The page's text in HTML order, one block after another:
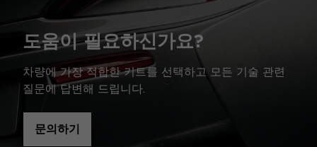
도움이 필요하신가요?
차량에 가장 적합한 키트를 선택하고 모든 기술 관련
질문에 답변해 드립니다.
문의하기